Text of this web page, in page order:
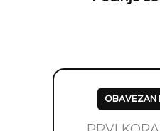
OBAVEZAN